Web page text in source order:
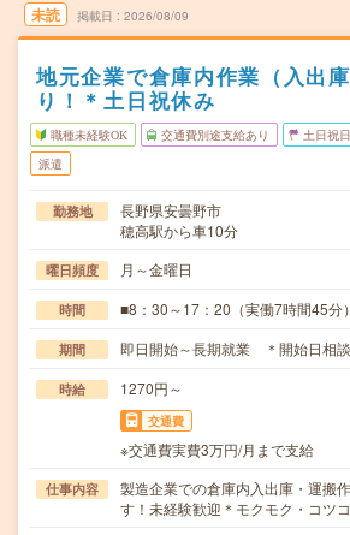
未読 掲載日 2026/08/09
地元企業で倉庫内作業（入出
り！＊土日祝休み
職種未経験OK 交通費別途支給あり 土日祝
派遣
勤務地
長野県安曇野市
穂高駅から車10分
曜日頻度 月～金曜日
時間 ■8：30～17：20（実働7時間45分
期間 即日開始～長期就業 ＊開始日相
時給 1270円～
交通費
※交通費実費3万円/月まで支給
仕事内容
製造企業での倉庫内入出庫・運搬
す！未経験歓迎＊モクモク・コツ